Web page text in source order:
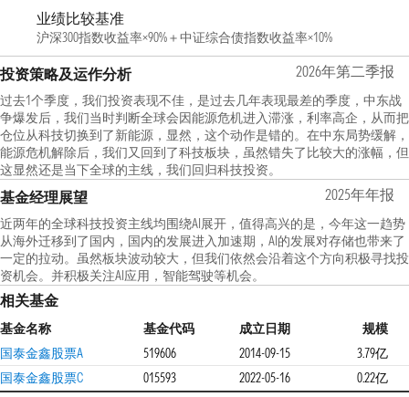
业绩比较基准
沪深300指数收益率×90%＋中证综合债指数收益率×10%
投资策略及运作分析 2026年第二季报
过去1个季度，我们投资表现不佳，是过去几年表现最差的季度，中东战
争爆发后，我们当时判断全球会因能源危机进入滞涨，利率高企，从而把
仓位从科技切换到了新能源，显然，这个动作是错的。在中东局势缓解，
能源危机解除后，我们又回到了科技板块，虽然错失了比较大的涨幅，但
这显然还是当下全球的主线，我们回归科技投资。
基金经理展望 2025年年报
近两年的全球科技投资主线均围绕AI展开，值得高兴的是，今年这一趋势
从海外迁移到了国内，国内的发展进入加速期，AI的发展对存储也带来了
一定的拉动。虽然板块波动较大，但我们依然会沿着这个方向积极寻找投
资机会。并积极关注AI应用，智能驾驶等机会。
相关基金
基金名称 基金代码 成立日期
规模
国泰金鑫股票A
519606 2014-09-15
3.79亿
国泰金鑫股票C
015593 2022-05-16 0.22亿